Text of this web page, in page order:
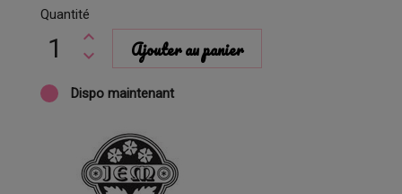
Quantité
Ajouter au panier
Dispo maintenant